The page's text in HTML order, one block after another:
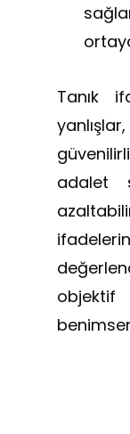
Tanık
adalet